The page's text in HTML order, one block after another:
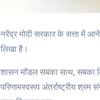
नरेंद्र मोदी सरकार के सत्ता में आने के बाद मई 2014 से 2025 तक की ग्यारह साल की यात्रा ने भारत के विकास के इतिहास में एक नया अध्याय
लिखा है।
शासन मॉडल सबका साथ, सबका
परिणामस्वरूप अंतर्राष्ट्रीय